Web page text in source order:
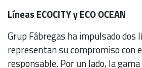
Líneas ECOCITY y ECO OCEAN
Grup Fábregas ha impulsado dos
representan su compromiso con
responsable. Por un lado, la gama